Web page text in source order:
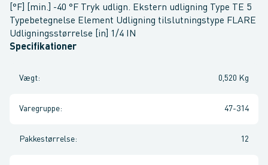
[°F] [min.] -40 °F Tryk udlign. Ekstern udligning Type TE 5
Typebetegnelse Element Udligning tilslutningstype FLARE
Udligningsstørrelse [in] 1/4 IN
Specifikationer
Vægt: 0,520 Kg
Varegruppe: 47-314
Pakkestørrelse: 12